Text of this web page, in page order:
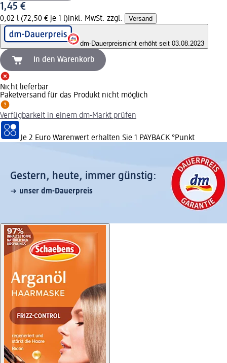
1,45 €
0,02 l (72,50 € je 1 l)inkl. MwSt. zzgl. Versand
dm-Dauerpreisnicht erhöht seit 03.08.2023
In den Warenkorb
Nicht lieferbar
Paketversand für das Produkt nicht möglich
Verfügbarkeit in einem dm-Markt prüfen
Je 2 Euro Warenwert erhalten Sie 1 PAYBACK °Punkt
Gestern, heute, immer günstig:
unser dm-Dauerpreis